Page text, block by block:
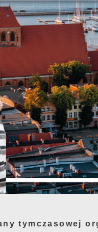
ulicami: 1 Maja,
i dalej
z
zawrócenia na
na ul.
tymczasowej
zmienić ustawienia
dowolnym momencie
prawidłowego
Ci komfortowe
przez Ciebie
ustawień preferencji
formularzy.
może działać bez
czy
WYBRANE